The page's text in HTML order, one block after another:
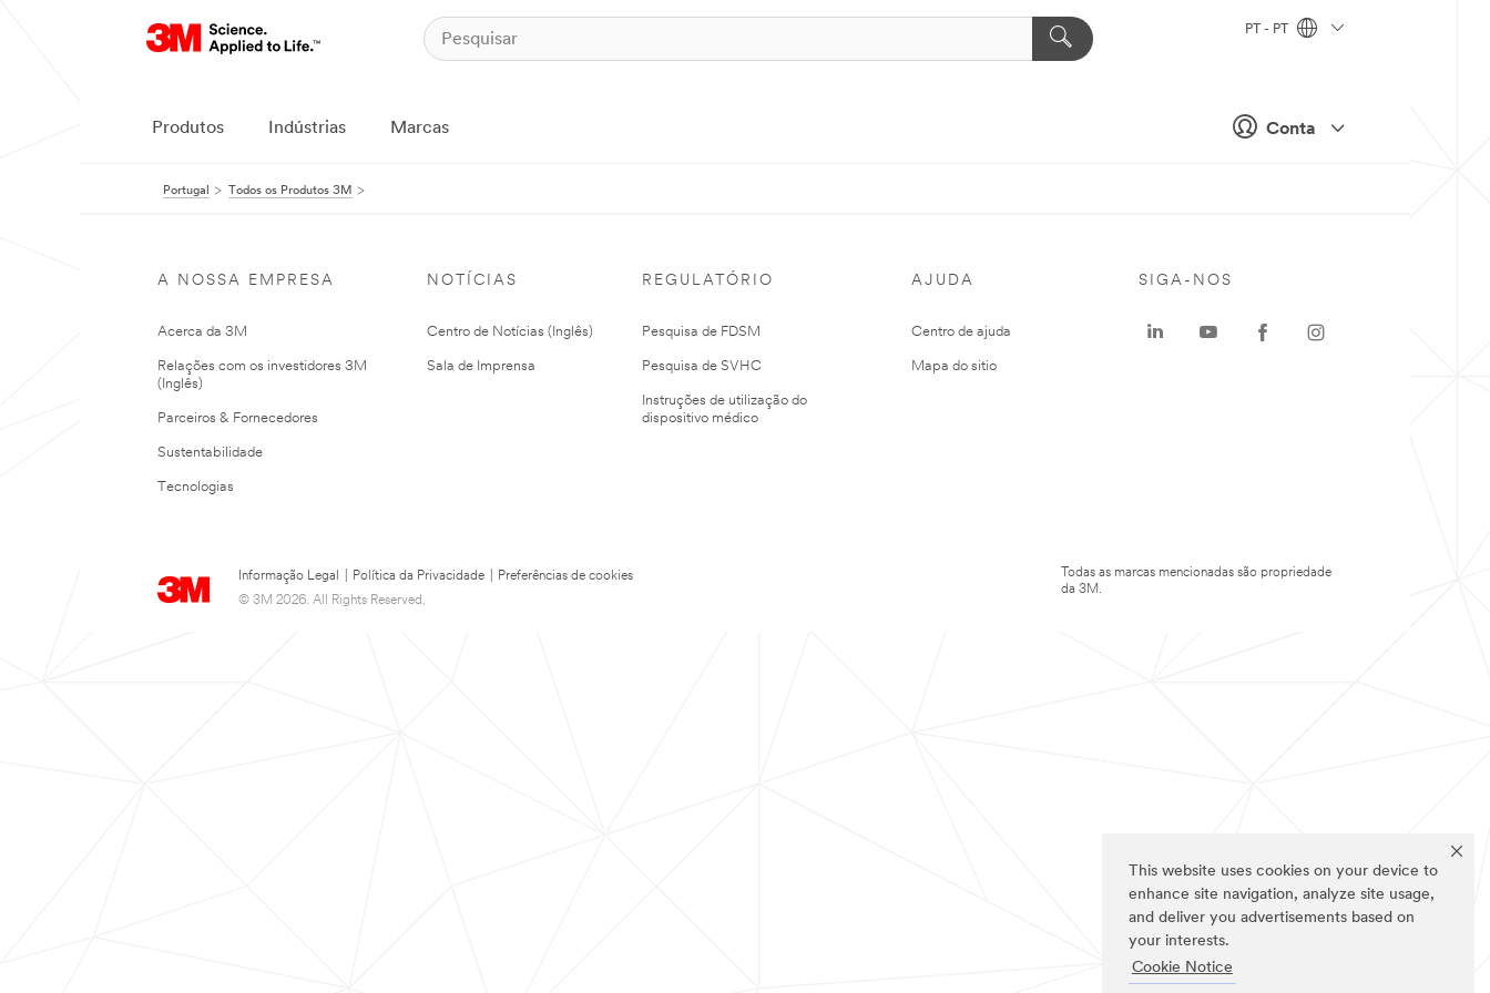
This website uses cookies on your device to
enhance site navigation, analyze site usage,
and deliver you advertisements based on
your interests.
Cookie Notice
Conta
PT - PT
Produtos Indústrias Marcas
Portugal Todos os Produtos 3M
A NOSSA EMPRESA
Acerca da 3M
Relações com os investidores 3M
(Inglês)
Parceiros & Fornecedores
Sustentabilidade
Tecnologias
NOTÍCIAS
Centro de Notícias (Inglês)
Sala de Imprensa
REGULATÓRIO
Pesquisa de FDSM
Pesquisa de SVHC
Instruções de utilização do
dispositivo médico
AJUDA
Centro de ajuda
Mapa do sitio
Informação Legal Política da Privacidade
Preferências de cookies
© 3M 2026. All Rights Reserved.
SIGA-NOS
Todas as marcas mencionadas são propriedade
da 3M.